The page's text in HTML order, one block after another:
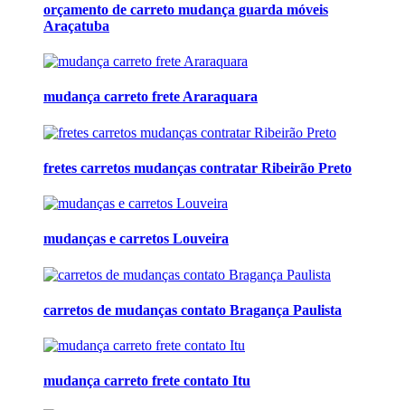
orçamento de carreto mudança guarda móveis
Araçatuba
mudança carreto frete Araraquara
fretes carretos mudanças contratar Ribeirão Preto
mudanças e carretos Louveira
carretos de mudanças contato Bragança Paulista
mudança carreto frete contato Itu